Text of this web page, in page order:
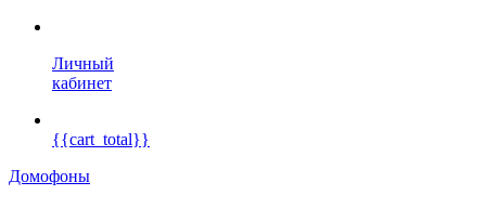
Личный
кабинет
{{cart_total}}
Домофоны